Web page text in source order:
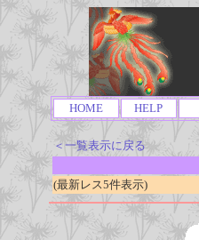
HOME HELP
＜一覧表示に戻る
(最新レス5件表示)